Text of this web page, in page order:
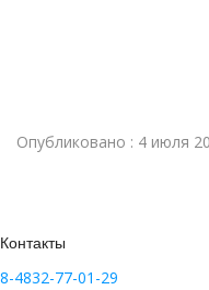
Опубликовано : 4 июля
Контакты
8-4832-77-01-29